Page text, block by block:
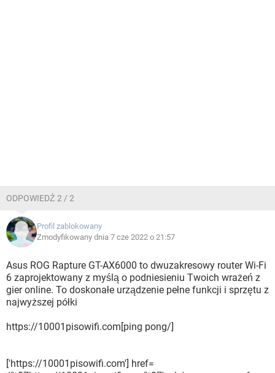
ODPOWIEDŹ 2 / 2
Profil zablokowany
Zmodyfikowany dnia 7 cze 2022 o 21:57
Asus ROG Rapture GT-AX6000 to dwuzakresowy router Wi-Fi
6 zaprojektowany z myślą o podniesieniu Twoich wrażeń z
gier online. To doskonałe urządzenie pełne funkcji i sprzętu z
najwyższej półki
https://10001pisowifi.com[ping pong/]
['https://10001pisowifi.com'] href=